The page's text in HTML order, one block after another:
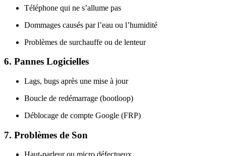
Téléphone qui ne s’allume pas
Dommages causés par l’eau ou l’humidité
Problèmes de surchauffe ou de lenteur
6. Pannes Logicielles
Lags, bugs après une mise à jour
Boucle de redémarrage (bootloop)
Déblocage de compte Google (FRP)
7. Problèmes de Son